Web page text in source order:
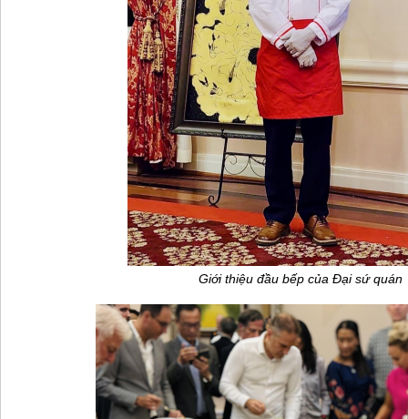
Giới thiệu đầu bếp của Đại sứ quán